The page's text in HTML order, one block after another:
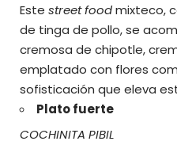
Este street foodmixteco,
de tinga de pollo, se
cremosa de chipotle,
emplatado con flores
sofisticación que eleva
Plato fuerte
COCHINITA PIBIL